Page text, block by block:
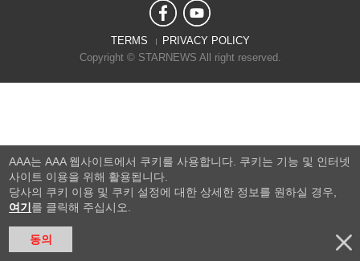
TERMS
PRIVACY POLICY
Copyright © STARNEWS All right reserved.
AAA는 AAA 웹사이트에서 쿠키를 사용합니다. 쿠키는 기능 및 인터넷
사이트 이용을 위해 활용됩니다.
당사의 쿠키 이용 및 쿠키 설정에 대한 상세한 정보를 원하실 경우,
여기 를 클릭해 주십시오.
동의